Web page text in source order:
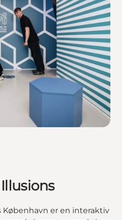
København er en interaktiv